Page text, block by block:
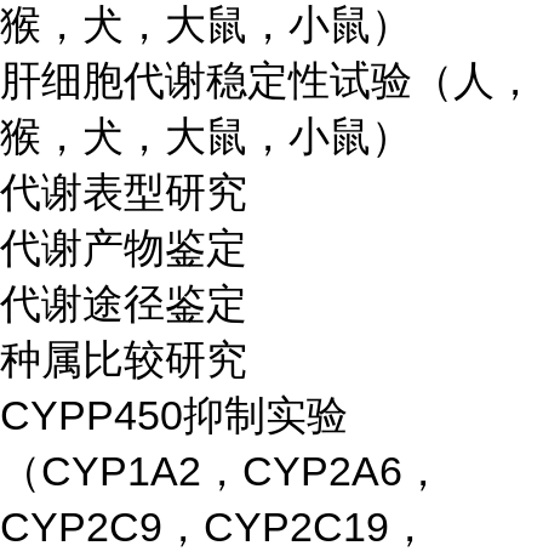
猴，犬，大鼠，小鼠）
肝细胞代谢稳定性试验（人，
猴，犬，大鼠，小鼠）
代谢表型研究
代谢产物鉴定
代谢途径鉴定
种属比较研究
CYPP450抑制实验
（CYP1A2，CYP2A6，
CYP2C9，CYP2C19，